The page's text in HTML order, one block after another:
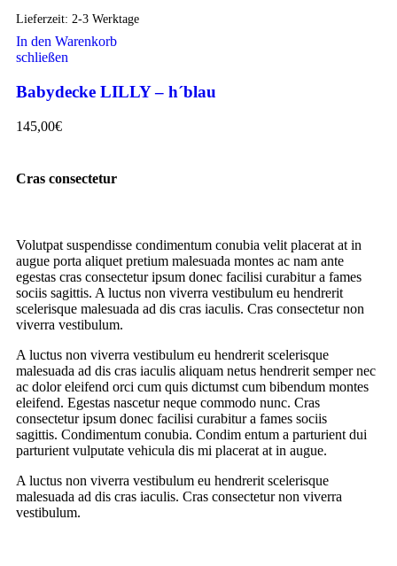
Lieferzeit: 2-3 Werktage
In den Warenkorb
schließen
Babydecke LILLY – h´blau
145,00€
Cras consectetur
Volutpat suspendisse condimentum conubia velit placerat at in
augue porta aliquet pretium malesuada montes ac nam ante
egestas cras consectetur ipsum donec facilisi curabitur a fames
sociis sagittis. A luctus non viverra vestibulum eu hendrerit
scelerisque malesuada ad dis cras iaculis. Cras consectetur non
viverra vestibulum.
A luctus non viverra vestibulum eu hendrerit scelerisque
malesuada ad dis cras iaculis aliquam netus hendrerit semper nec
ac dolor eleifend orci cum quis dictumst cum bibendum montes
eleifend. Egestas nascetur neque commodo nunc. Cras
consectetur ipsum donec facilisi curabitur a fames sociis
sagittis. Condimentum conubia. Condim entum a parturient dui
parturient vulputate vehicula dis mi placerat at in augue.
A luctus non viverra vestibulum eu hendrerit scelerisque
malesuada ad dis cras iaculis. Cras consectetur non viverra
vestibulum.